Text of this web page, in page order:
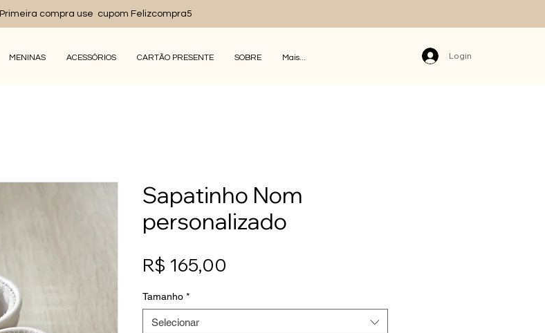
Primeira compra use cupom Felizcompra5
MENINAS ACESSÓRIOS CARTÃO PRESENTE SOBRE Mais... Login
Sapatinho Nom
personalizado
R$ 165,00
Tamanho *
Selecionar